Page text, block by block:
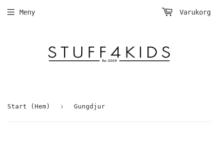
Meny Varukorg
Start (Hem) › Gungdjur